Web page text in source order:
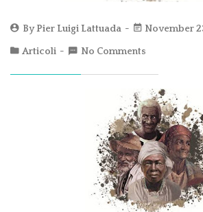
ByPier Luigi Lattuada November
Articoli No Comments